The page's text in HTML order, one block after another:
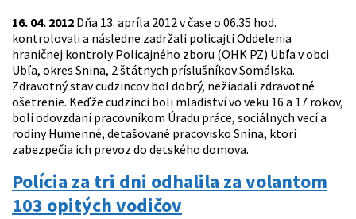
16. 04. 2012 Dňa 13. apríla 2012 v čase o 06.35 hod.
kontrolovali a následne zadržali policajti Oddelenia
hraničnej kontroly Policajného zboru (OHK PZ) Ubľa v obci
Ubľa, okres Snina, 2 štátnych príslušníkov Somálska.
Zdravotný stav cudzincov bol dobrý, nežiadali zdravotné
ošetrenie. Keďže cudzinci boli mladiství vo veku 16 a 17 rokov,
boli odovzdaní pracovníkom Úradu práce, sociálnych vecí a
rodiny Humenné, detašované pracovisko Snina, ktorí
zabezpečia ich prevoz do detského domova.
Polícia za tri dni odhalila za volantom
103 opitých vodičov